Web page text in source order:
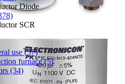
Diode
SCR
use (57)
furnace (5)
(34)